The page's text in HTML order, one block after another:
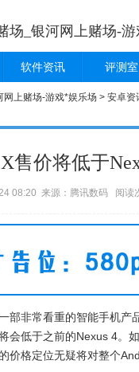
场_银河网上赌场-
软件资讯 评测室
网上赌场-游戏*娱乐场 > 安卓资
售价将低于
08:20 来源：腾讯数码 阅读
非常看重的智能手机产
会低于之前的Nexus 4。
价格定位无疑将对整个